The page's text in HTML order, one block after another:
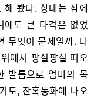
봤다. 상대는 잠에
에도 큰 타격은 없었
무엇이 문제일까. 나
에서 팡실팡실 떠오
발톱으로 엄마의 목
도, 잔혹동화에 나오